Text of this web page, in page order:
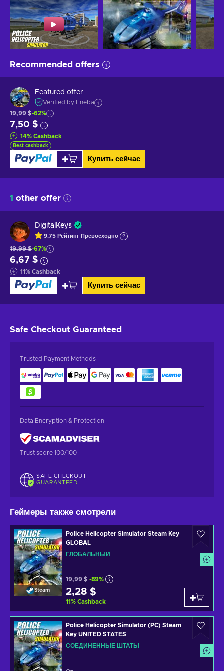
Recommended offers
Featured offer
Verified by Eneba
19,99 $-62%
7,50 $
14% Cashback
Best cashback
Купить сейчас
1 other offer
DigitalKeys
9.75 Рейтинг Превосходно
19,99 $-67%
6,67 $
11% Cashback
Купить сейчас
Safe Checkout Guaranteed
Trusted Payment Methods
Data Encryption & Protection
Trust score 100/100
SAFE CHECKOUT
GUARANTEED
Геймеры также смотрели
Steam
Police Helicopter Simulator Steam Key
GLOBAL
ГЛОБАЛЬНЫЙ
19,99 $ -89%
2,28 $
11% Cashback
Police Helicopter Simulator (PC) Steam
Key UNITED STATES
СОЕДИНЕННЫЕ ШТАТЫ